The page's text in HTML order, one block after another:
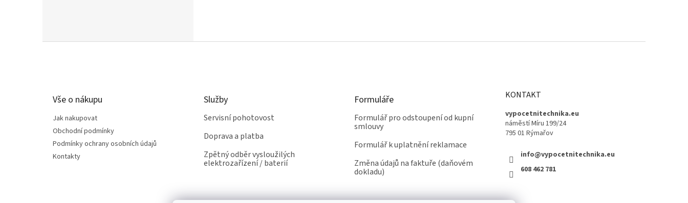
v
Vše o nákupu
Jak nakupovat
Obchodní podmínky
Podmínky ochrany osobních údajů
Kontakty
Služby
Servisní pohotovost
Doprava a platba
Zpětný odběr vysloužilých
elektrozařízení / baterií
Formuláře
Formulář pro odstoupení od kupní
smlouvy
Formulář k uplatnění reklamace
Změna údajů na faktuře (daňovém
dokladu)
KONTAKT
vypocetnitechnika.eu
náměstí Míru 199/24
795 01 Rýmařov
info@vypocetnitechnika.eu
608 462 781